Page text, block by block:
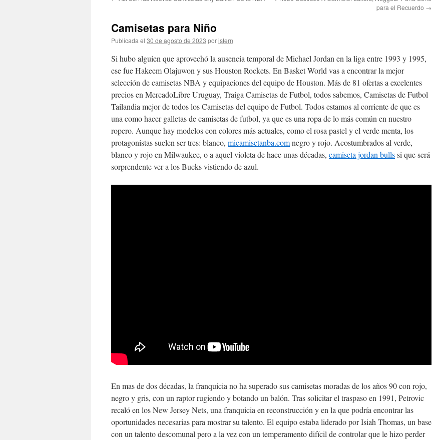
contenido
para el Recuerdo →
Camisetas para Niño
Publicada el 30 de agosto de 2023 poristern
Si hubo alguien que aprovechó la ausencia temporal de Michael Jordan en la liga entre 1993 y 1995,
ese fue Hakeem Olajuwon y sus Houston Rockets. En Basket World vas a encontrar la mejor
selección de camisetas NBA y equipaciones del equipo de Houston. Más de 81 ofertas a excelentes
precios en MercadoLibre Uruguay, Traiga Camisetas de Futbol, todos sabemos, Camisetas de Futbol
Tailandia mejor de todos los Camisetas del equipo de Futbol. Todos estamos al corriente de que es
una como hacer galletas de camisetas de futbol, ya que es una ropa de lo más común en nuestro
ropero. Aunque hay modelos con colores más actuales, como el rosa pastel y el verde menta, los
protagonistas suelen ser tres: blanco, micamisetanba.comnegro y rojo. Acostumbrados al verde,
blanco y rojo en Milwaukee, o a aquel violeta de hace unas décadas, camiseta jordan bullssi que será
sorprendente ver a los Bucks vistiendo de azul.
En mas de dos décadas, la franquicia no ha superado sus camisetas moradas de los años 90 con rojo,
negro y gris, con un raptor rugiendo y botando un balón. Tras solicitar el traspaso en 1991, Petrovic
recaló en los New Jersey Nets, una franquicia en reconstrucción y en la que podría encontrar las
oportunidades necesarias para mostrar su talento. El equipo estaba liderado por Isiah Thomas, un base
con un talento descomunal pero a la vez con un temperamento difícil de controlar que le hizo perder